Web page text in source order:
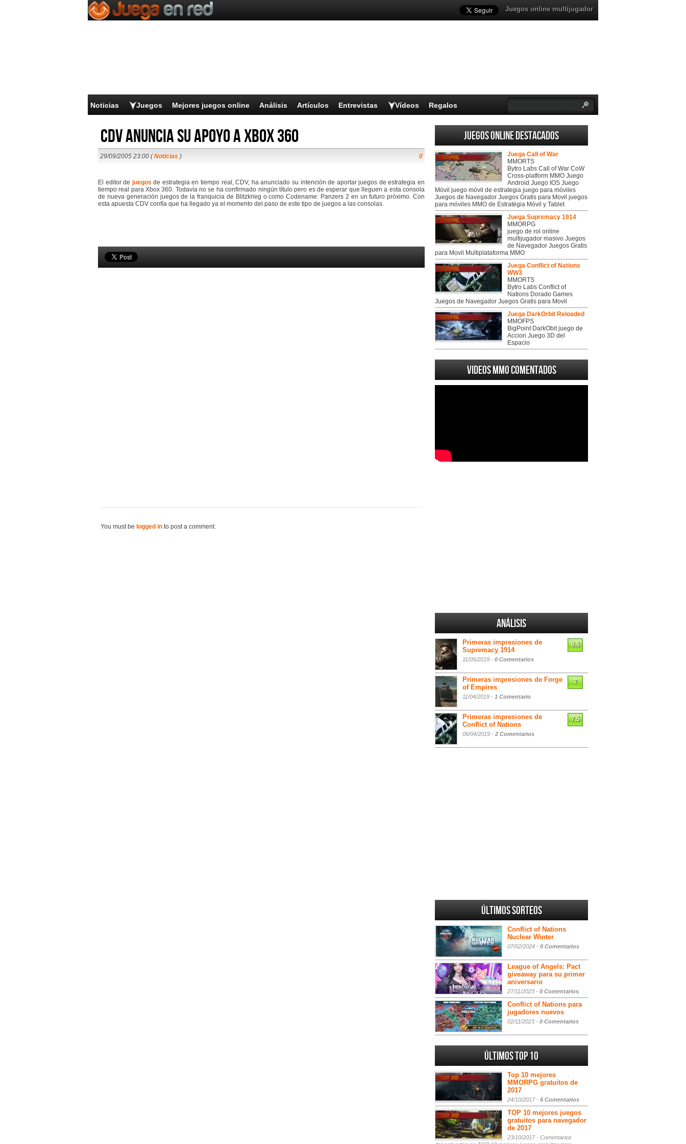
Juegos online multijugador
Noticias Juegos Mejores juegos online Análisis Artículos Entrevistas Vídeos Regalos
CDV anuncia su apoyo a Xbox 360
29/09/2005 23:00 (Noticias ) 0
El editor de juegos de estrategia en tiempo real, CDV, ha anunciado su intención de aportar juegos de estrategia en
tiempo real para Xbox 360. Todavía no se ha confirmado ningún título pero es de esperar que lleguen a esta consola
de nueva generación juegos de la franquicia de Blitzkrieg o como Codename: Panzers 2 en un futuro próximo. Con
esta apuesta CDV confía que ha llegado ya el momento del paso de este tipo de juegos a las consolas.
You must be logged in to post a comment.
Juegos online destacados
Juega Call of War
MMORTS
Bytro Labs Call of War CoW
Cross-platform MMO Juego
Android Juego IOS Juego
Móvil juego móvil de estrategia juego para móviles
Juegos de Navegador Juegos Gratis para Movil juegos
para móviles MMO de Estratégia Móvil y Tablet
Juega Supremacy 1914
MMORPG
juego de rol online
multijugador masivo Juegos
de Navegador Juegos Gratis
para Movil Multiplataforma MMO
Juega Conflict of Nations
WW3
MMORTS
Bytro Labs Conflict of
Nations Dorado Games
Juegos de Navegador Juegos Gratis para Movil
Juega DarkOrbit Reloaded
MMOFPS
BigPoint DarkObit juego de
Accion Juego 3D del
Espacio
Videos MMO Comentados
Análisis
Primeras impresiones de
Supremacy 1914
11/05/2019 - 0 Comentarios
6.5
Primeras impresiones de Forge
of Empires
11/04/2019 - 1 Comentario
7
Primeras impresiones de
Conflict of Nations
06/04/2019 - 2 Comentarios
7.5
Últimos sorteos
Conflict of Nations
Nuclear Winter
07/02/2024 - 0 Comentarios
League of Angels: Pact
giveaway para su primer
aniversario
27/11/2023 - 0 Comentarios
Conflict of Nations para
jugadores nuevos
02/11/2023 - 0 Comentarios
Últimos Top 10
Top 10 mejores
MMORPG gratuitos de
2017
24/10/2017 - 6 Comentarios
TOP 10 mejores juegos
gratuitos para navegador
de 2017
23/10/2017 - Comentarios